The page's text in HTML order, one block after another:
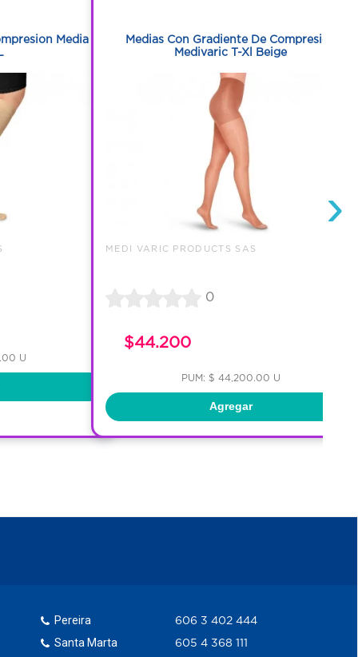
Media
U
Medias Con Gradiente De Compresion
Medivaric T-Xl Beige
MEDI VARIC PRODUCTS SAS
0
$44.200
PUM: $ 44,200.00 U
Agregar
›
Pereira
Santa Marta
606 3 402 444
605 4 368 111